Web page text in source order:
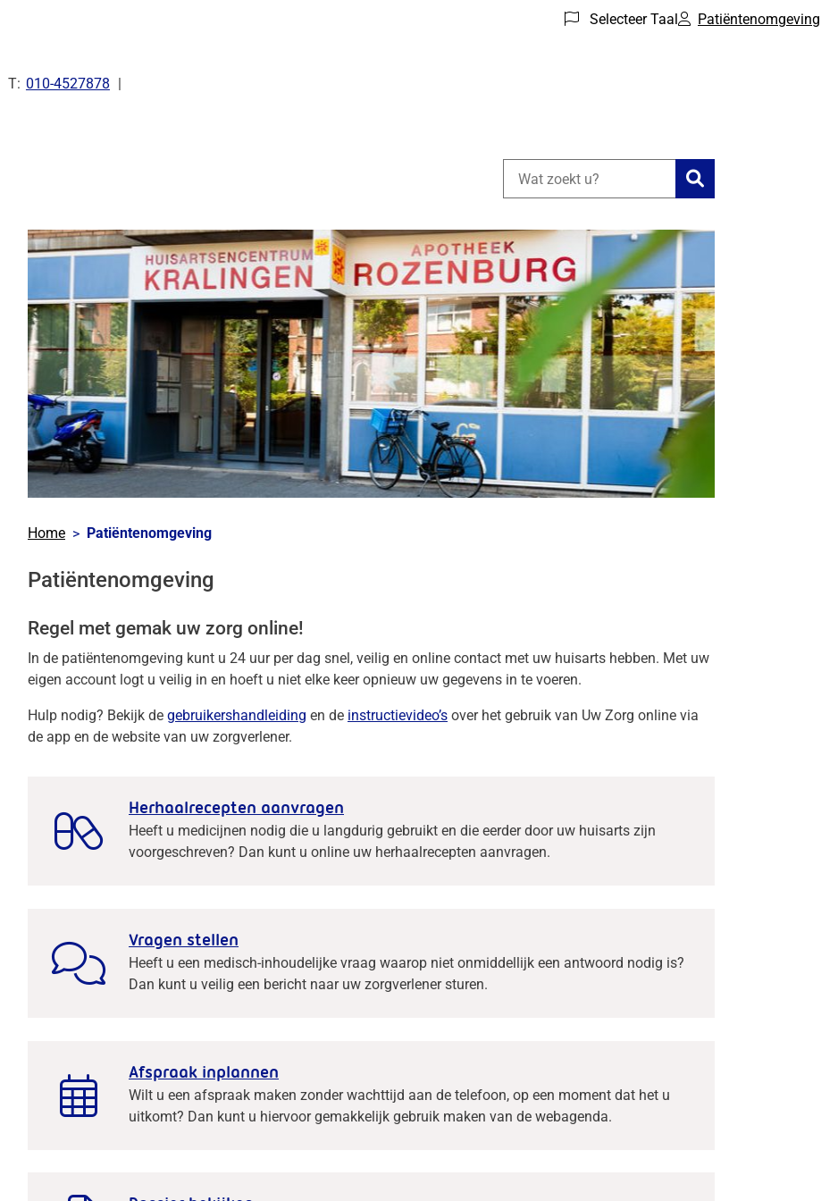
Selecteer Taal Patiëntenomgeving
Tel:
010-4527878
Zoeken
Praktijkinformatie
submenu
Nieuws
Home Patiëntenomgeving
Patiëntenomgeving
Regel met gemak uw zorg online!
In de patiëntenomgeving kunt u 24 uur per dag snel, veilig en online contact met uw huisarts hebben. Met uw
eigen account logt u veilig in en hoeft u niet elke keer opnieuw uw gegevens in te voeren.
Hulp nodig? Bekijk de gebruikershandleiding en de instructievideo’s over het gebruik van Uw Zorg online via
de app en de website van uw zorgverlener.
Herhaalrecepten aanvragen
Heeft u medicijnen nodig die u langdurig gebruikt en die eerder door uw huisarts zijn
voorgeschreven? Dan kunt u online uw herhaalrecepten aanvragen.
Vragen stellen
Heeft u een medisch-inhoudelijke vraag waarop niet onmiddellijk een antwoord nodig is?
Dan kunt u veilig een bericht naar uw zorgverlener sturen.
Afspraak inplannen
Wilt u een afspraak maken zonder wachttijd aan de telefoon, op een moment dat het u
uitkomt? Dan kunt u hiervoor gemakkelijk gebruik maken van de webagenda.